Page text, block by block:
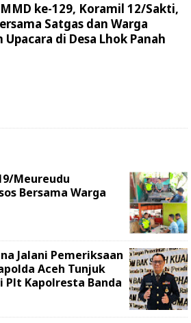
ke-129, Koramil 12/Sakti,
Satgas dan Warga
di Desa Lhok Panah
Meureudu
Bersama Warga
Jalani Pemeriksaan
Aceh Tunjuk
Plt Kapolresta Banda